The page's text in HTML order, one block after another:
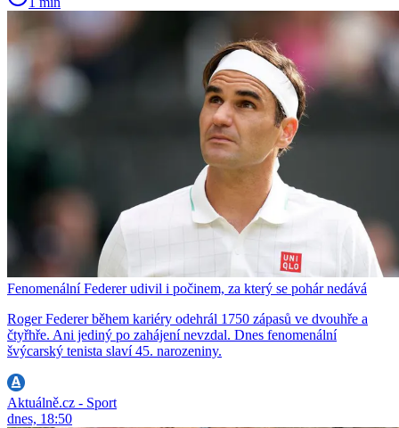
Fenomenální Federer udivil i počinem, za který se pohár nedává
Roger Federer během kariéry odehrál 1750 zápasů ve dvouhře a
čtyřhře. Ani jediný po zahájení nevzdal. Dnes fenomenální
švýcarský tenista slaví 45. narozeniny.
Aktuálně.cz - Sport
dnes, 18:50